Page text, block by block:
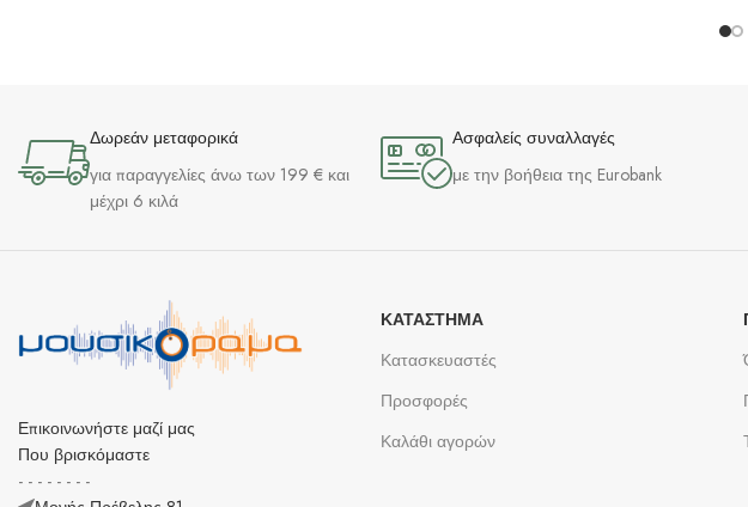
Δωρεάν μεταφορικά
για παραγγελίες άνω των 199 € και
μέχρι 6 κιλά
Ασφαλείς συναλλαγές
με την βοήθεια της Eurobank
Επικοινωνήστε μαζί μας
Που βρισκόμαστε
- - - - - - - -
ΚΑΤΆΣΤΗΜΑ
Κατασκευαστές
Προσφορές
Καλάθι αγορών